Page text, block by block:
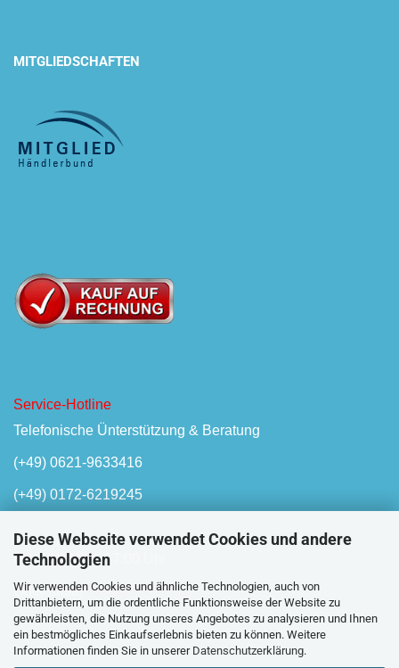
Diese Webseite verwendet Cookies und andere
Technologien
Wir verwenden Cookies und ähnliche Technologien, auch von
Drittanbietern, um die ordentliche Funktionsweise der Website zu
gewährleisten, die Nutzung unseres Angebotes zu analysieren und Ihnen
ein bestmögliches Einkaufserlebnis bieten zu können. Weitere
Informationen finden Sie in unserer Datenschutzerklärung.
MITGLIEDSCHAFTEN
Service-Hotline
Telefonische Ünterstützung & Beratung
(+49) 0621-9633416
(+49) 0172-6219245
Mo-Fr, 08:00 - 17:00 Uhr
Oder unserKontaktformular